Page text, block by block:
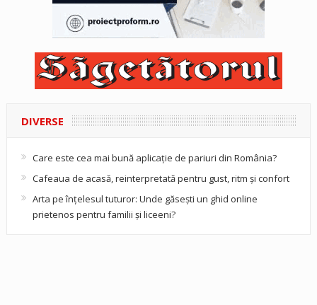
DIVERSE
Care este cea mai bună aplicație de pariuri din România?
Cafeaua de acasă, reinterpretată pentru gust, ritm și confort
Arta pe înțelesul tuturor: Unde găsești un ghid online
prietenos pentru familii și liceeni?